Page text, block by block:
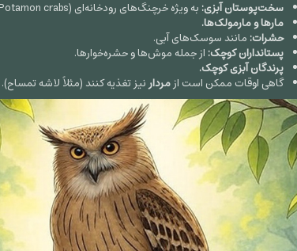
سخت‌پوستان آبزی: به ویژه خرچنگ‌های رودخانه‌ای (Potamon crabs).
مارها و مارمولک‌ها.
حشرات: مانند سوسک‌های آبی.
پستانداران کوچک: از جمله موش‌ها و حشره‌خوارها.
پرندگان آبزی کوچک.
گاهی اوقات ممکن است ازمردارنیز تغذیه کنند (مثلاً لاشه تمساح).